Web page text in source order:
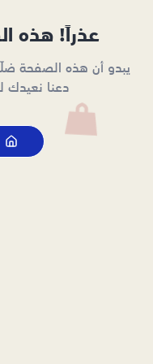
عذراً! هذه
يبدو أن هذه الصفحة
دعنا نعيدك